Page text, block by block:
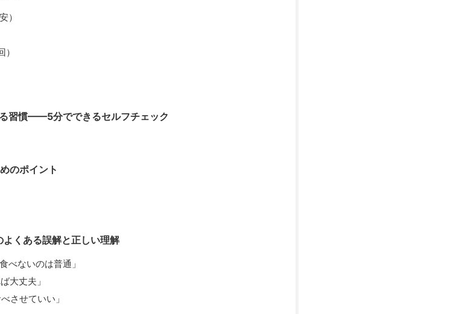
）
習慣——5分でできるセルフチェック
のポイント
くある誤解と正しい理解
べないのは普通」
大丈夫」
させていい」